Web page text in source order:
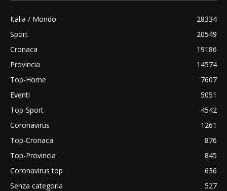
Italia / Mondo
28334
Sport
20549
Cronaca
19186
Provincia
14574
Top-Home
7607
Eventi
5051
Top-Sport
4542
Coronavirus
1261
Top-Cronaca
876
Top-Provincia
845
Coronavirus top
636
Senza categoria
527